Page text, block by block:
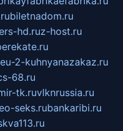
biletnadom.ru
hd.ruz-host.ru
2-kuhnyanazakaz.ru
68.ru
tk.ruvlknrussia.ru
seks.rubankaribi.ru